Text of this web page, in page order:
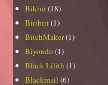
Bikini (18)
Biribiri (1)
BitchMaker(1)
Biyondo (1)
Black Lilith (1)
Blackmail (6)